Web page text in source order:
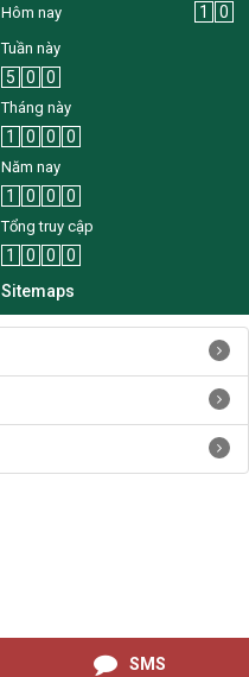
Hôm nay 1 0
Tuần này
5 0 0
Tháng này
1 0 0 0
Năm nay
1 0 0 0
Tổng truy cập
1 0 0
0
Sitemaps
SMS